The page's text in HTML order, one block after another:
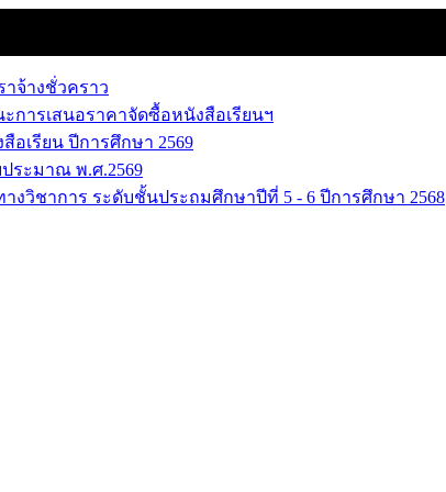
จ้างชั่วคราว
การเสนอราคาจัดซื้อหนังสือเรียนฯ
เรียน ปีการศึกษา 2569
ระมาณ พ.ศ.2569
วิชาการ ระดับชั้นประถมศึกษาปีที่ 5 - 6 ปีการศึกษา 2568